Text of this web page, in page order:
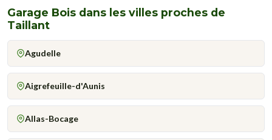
Garage Bois dans les villes proches de
Taillant
Agudelle
Aigrefeuille-d'Aunis
Allas-Bocage